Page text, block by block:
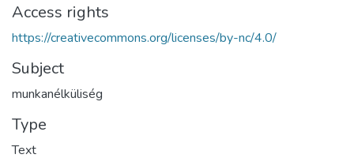
Access rights
https://creativecommons.org/licenses/by-nc/4.0/
Subject
munkanélküliség
Type
Text